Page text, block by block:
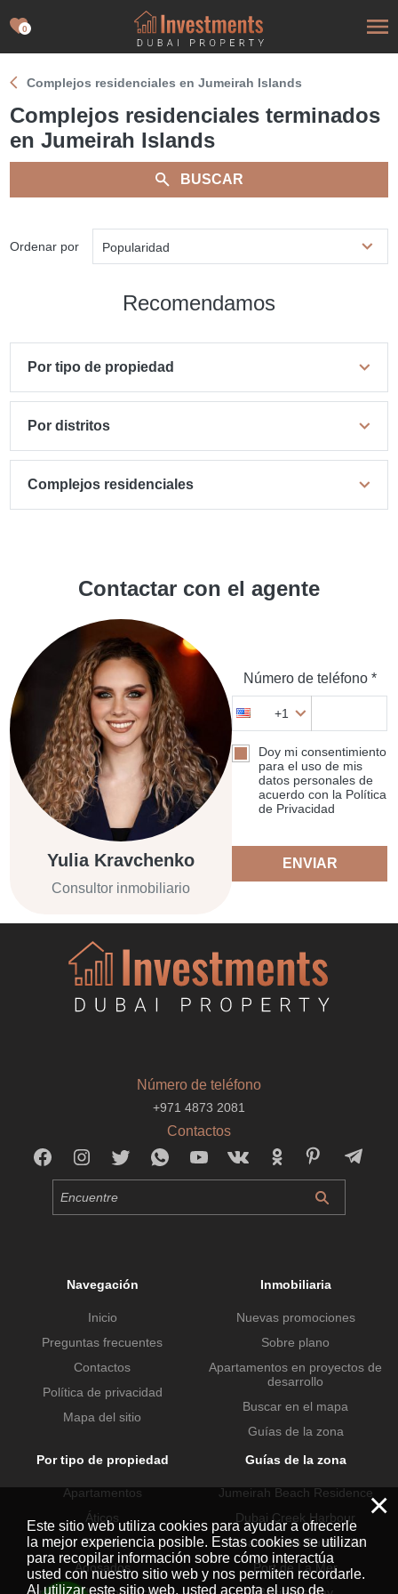
0
Complejos residenciales en Jumeirah Islands
Complejos residenciales terminados
en Jumeirah Islands
BUSCAR
Ordenar por Popularidad
Recomendamos
Por tipo de propiedad
Por distritos
Complejos residenciales
Contactar con el agente
Yulia Kravchenko
Consultor inmobiliario
Número de teléfono *
+1
Doy mi consentimiento
para el uso de mis
datos personales de
acuerdo con la Política
de Privacidad
ENVIAR
Número de teléfono
+971 4873 2081
Contactos
Navegación
Inicio
Preguntas frecuentes
Contactos
Política de privacidad
Mapa del sitio
Inmobiliaria
Nuevas promociones
Sobre plano
Apartamentos en proyectos de
desarrollo
Buscar en el mapa
Guías de la zona
Por tipo de propiedad
Apartamentos
Áticos
Chalets
Adosados
Guías de la zona
Jumeirah Beach Residence
Dubai Creek Harbour
Urbanización Dubai Hills
Port de La Mer
×
Este sitio web utiliza cookies para ayudar a ofrecerle
la mejor experiencia posible. Estas cookies se utilizan
para recopilar información sobre cómo interactúa
usted con nuestro sitio web y nos permiten recordarle.
Al utilizar este sitio web, usted acepta el uso de